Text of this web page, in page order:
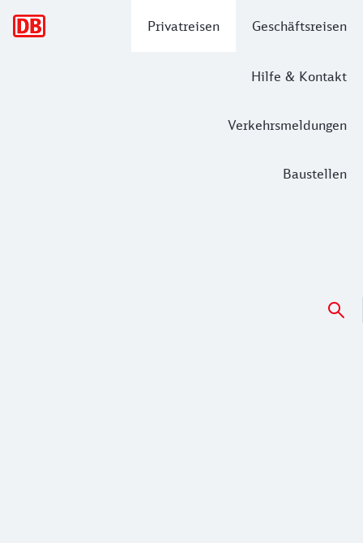
Privatreisen Geschäftsreisen
Hilfe & Kontakt
Verkehrsmeldungen
Baustellen